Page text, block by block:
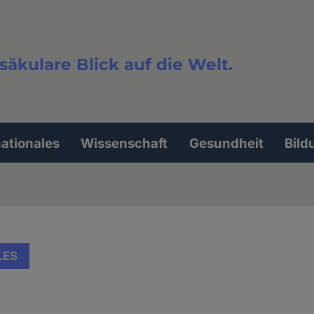
Blick auf die Welt.
Wissenschaft Gesundheit